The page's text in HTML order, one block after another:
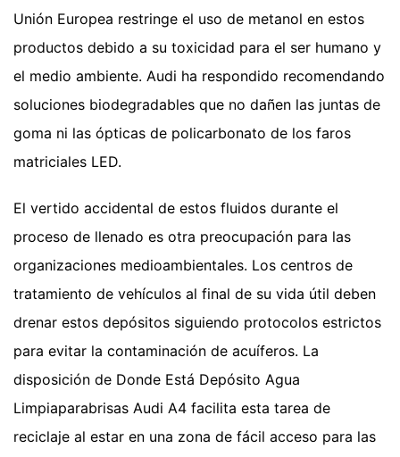
Unión Europea restringe el uso de metanol en estos
productos debido a su toxicidad para el ser humano y
el medio ambiente. Audi ha respondido recomendando
soluciones biodegradables que no dañen las juntas de
goma ni las ópticas de policarbonato de los faros
matriciales LED.
El vertido accidental de estos fluidos durante el
proceso de llenado es otra preocupación para las
organizaciones medioambientales. Los centros de
tratamiento de vehículos al final de su vida útil deben
drenar estos depósitos siguiendo protocolos estrictos
para evitar la contaminación de acuíferos. La
disposición de Donde Está Depósito Agua
Limpiaparabrisas Audi A4 facilita esta tarea de
reciclaje al estar en una zona de fácil acceso para las